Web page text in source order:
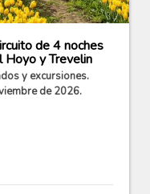
de 4 noches
Hoyo y Trevelin
y excursiones.
de 2026.